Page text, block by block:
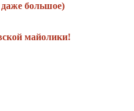
даже большое)
майолики!